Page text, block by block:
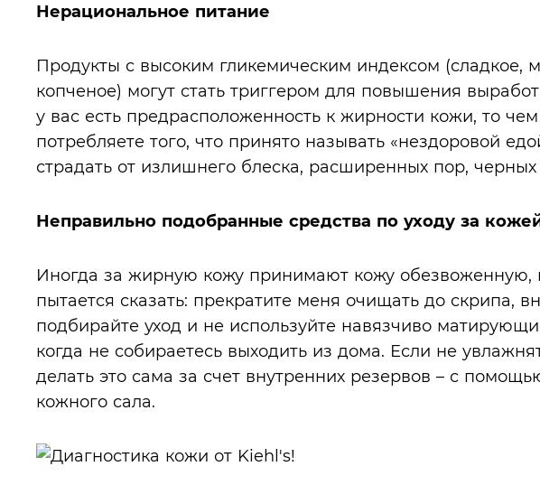
Нерациональное питание
Продукты с высоким гликемическим индексом (сладкое,
копченое) могут стать триггером для повышения
у вас есть предрасположенность к жирности кожи, то
потребляете того, что принято называть «нездоровой
страдать от излишнего блеска, расширенных пор,
Неправильно подобранные средства по уходу за
Иногда за жирную кожу принимают кожу обезвоженную,
пытается сказать: прекратите меня очищать до скрипа,
подбирайте уход и не используйте навязчиво
когда не собираетесь выходить из дома. Если не
делать это сама за счет внутренних резервов – с
кожного сала.